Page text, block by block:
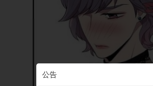
公告